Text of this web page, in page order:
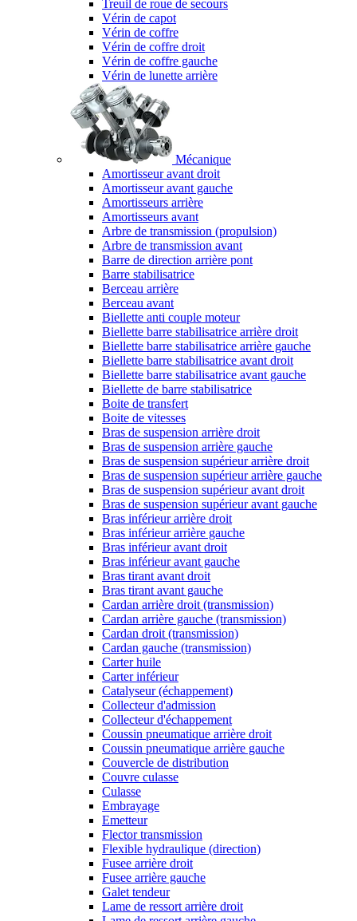
Treuil de roue de secours
Vérin de capot
Vérin de coffre
Vérin de coffre droit
Vérin de coffre gauche
Vérin de lunette arrière
Mécanique
Amortisseur avant droit
Amortisseur avant gauche
Amortisseurs arrière
Amortisseurs avant
Arbre de transmission (propulsion)
Arbre de transmission avant
Barre de direction arrière pont
Barre stabilisatrice
Berceau arrière
Berceau avant
Biellette anti couple moteur
Biellette barre stabilisatrice arrière droit
Biellette barre stabilisatrice arrière gauche
Biellette barre stabilisatrice avant droit
Biellette barre stabilisatrice avant gauche
Biellette de barre stabilisatrice
Boite de transfert
Boite de vitesses
Bras de suspension arrière droit
Bras de suspension arrière gauche
Bras de suspension supérieur arrière droit
Bras de suspension supérieur arrière gauche
Bras de suspension supérieur avant droit
Bras de suspension supérieur avant gauche
Bras inférieur arrière droit
Bras inférieur arrière gauche
Bras inférieur avant droit
Bras inférieur avant gauche
Bras tirant avant droit
Bras tirant avant gauche
Cardan arrière droit (transmission)
Cardan arrière gauche (transmission)
Cardan droit (transmission)
Cardan gauche (transmission)
Carter huile
Carter inférieur
Catalyseur (échappement)
Collecteur d'admission
Collecteur d'échappement
Coussin pneumatique arrière droit
Coussin pneumatique arrière gauche
Couvercle de distribution
Couvre culasse
Culasse
Embrayage
Emetteur
Flector transmission
Flexible hydraulique (direction)
Fusee arrière droit
Fusee arrière gauche
Galet tendeur
Lame de ressort arrière droit